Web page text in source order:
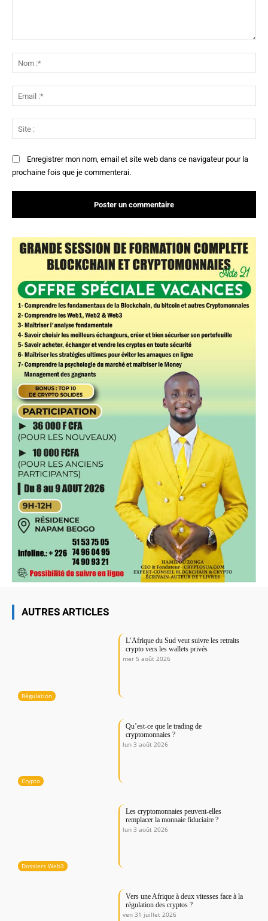
:*
:*
:
Enregistrer mon nom, email et site web dans ce navigateur pour la
prochaine fois que je commenterai.
AUTRES ARTICLES
Régulation
L’Afrique du Sud veut suivre les retraits
crypto vers les wallets privés
mer 5 août 2026
Crypto
Qu’est-ce que le trading de
cryptomonnaies ?
lun 3 août 2026
Dossiers Web3
Les cryptomonnaies peuvent-elles
remplacer la monnaie fiduciaire ?
lun 3 août 2026
Vers une Afrique à deux vitesses face à la
régulation des cryptos ?
ven 31 juillet 2026